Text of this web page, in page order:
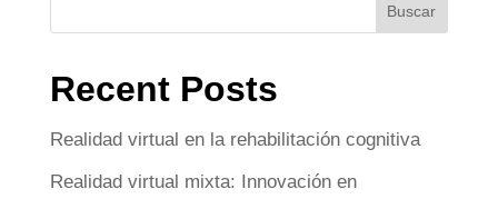
Buscar
Recent Posts
Realidad virtual en la rehabilitación cognitiva
Realidad virtual mixta: Innovación en